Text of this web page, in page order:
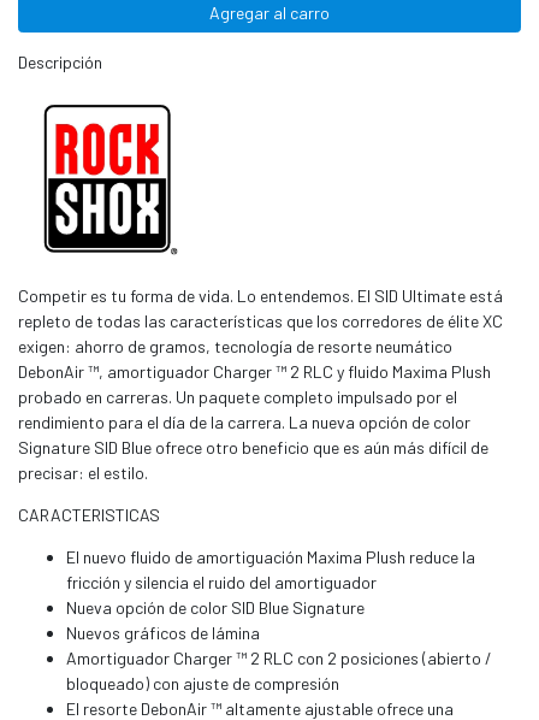
Agregar al carro
Descripción
Competir es tu forma de vida. Lo entendemos. El SID Ultimate está
repleto de todas las características que los corredores de élite XC
exigen: ahorro de gramos, tecnología de resorte neumático
DebonAir ™, amortiguador Charger ™ 2 RLC y fluido Maxima Plush
probado en carreras. Un paquete completo impulsado por el
rendimiento para el día de la carrera. La nueva opción de color
Signature SID Blue ofrece otro beneficio que es aún más difícil de
precisar: el estilo.
CARACTERISTICAS
El nuevo fluido de amortiguación Maxima Plush reduce la
fricción y silencia el ruido del amortiguador
Nueva opción de color SID Blue Signature
Nuevos gráficos de lámina
Amortiguador Charger ™ 2 RLC con 2 posiciones (abierto /
bloqueado) con ajuste de compresión
El resorte DebonAir ™ altamente ajustable ofrece una